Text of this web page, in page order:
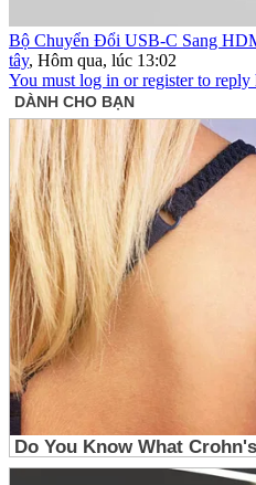
Bộ Chuyển Đổi USB-C Sang
tây, Hôm qua, lúc 13:02
You must log in or register to reply